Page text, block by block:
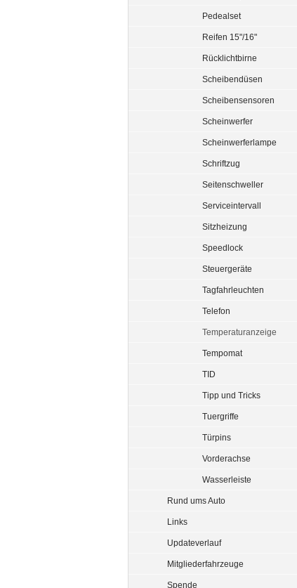
Pedealset
Reifen 15"/16"
Rücklichtbirne
Scheibendüsen
Scheibensensoren
Scheinwerfer
Scheinwerferlampe
Schriftzug
Seitenschweller
Serviceintervall
Sitzheizung
Speedlock
Steuergeräte
Tagfahrleuchten
Telefon
Temperaturanzeige
Tempomat
TID
Tipp und Tricks
Tuergriffe
Türpins
Vorderachse
Wasserleiste
Rund ums Auto
Links
Updateverlauf
Mitgliederfahrzeuge
Spende